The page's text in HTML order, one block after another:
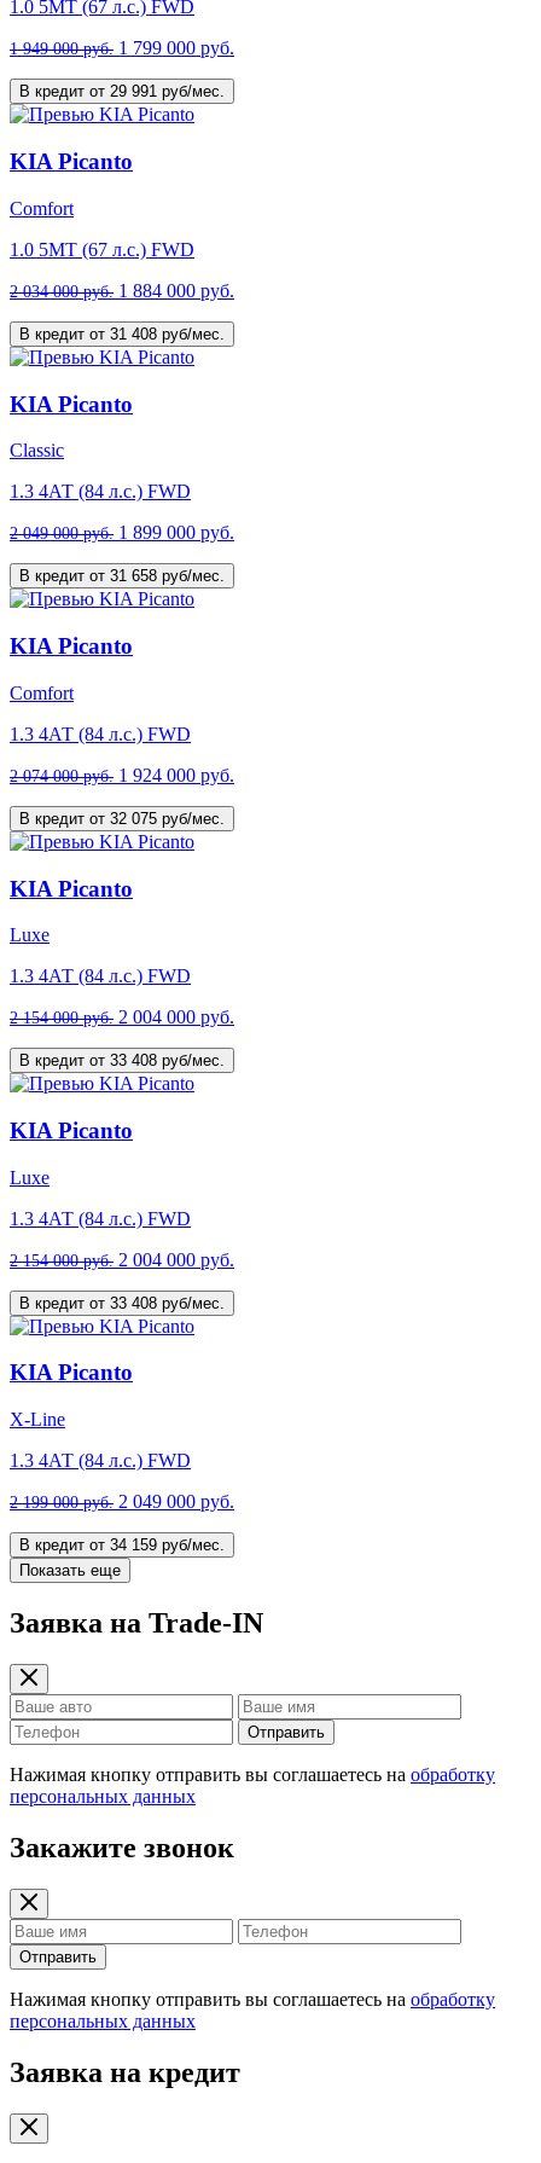
1.0 5МТ (67 л.с.) FWD
1 949 000 руб. 1 799 000 руб.
В кредит от 29 991 руб/мес.
KIA Picanto
Comfort
1.0 5МТ (67 л.с.) FWD
2 034 000 руб. 1 884 000 руб.
В кредит от 31 408 руб/мес.
KIA Picanto
Classic
1.3 4АТ (84 л.с.) FWD
2 049 000 руб. 1 899 000 руб.
В кредит от 31 658 руб/мес.
KIA Picanto
Comfort
1.3 4АТ (84 л.с.) FWD
2 074 000 руб. 1 924 000 руб.
В кредит от 32 075 руб/мес.
KIA Picanto
Luxe
1.3 4АТ (84 л.с.) FWD
2 154 000 руб. 2 004 000 руб.
В кредит от 33 408 руб/мес.
KIA Picanto
Luxe
1.3 4АТ (84 л.с.) FWD
2 154 000 руб. 2 004 000 руб.
В кредит от 33 408 руб/мес.
KIA Picanto
X-Line
1.3 4АТ (84 л.с.) FWD
2 199 000 руб. 2 049 000 руб.
В кредит от 34 159 руб/мес.
Показать еще
Заявка на Trade-IN
Отправить
Нажимая кнопку отправить вы соглашаетесь на обработку
персональных данных
Закажите звонок
Отправить
Нажимая кнопку отправить вы соглашаетесь на обработку
персональных данных
Заявка на кредит